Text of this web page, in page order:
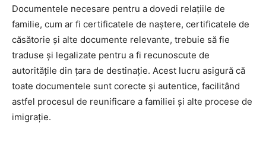
Documentele necesare pentru a dovedi relațiile de
familie, cum ar fi certificatele de naștere, certificatele de
căsătorie și alte documente relevante, trebuie să fie
traduse și legalizate pentru a fi recunoscute de
autoritățile din țara de destinație. Acest lucru asigură că
toate documentele sunt corecte și autentice, facilitând
astfel procesul de reunificare a familiei și alte procese de
imigrație.